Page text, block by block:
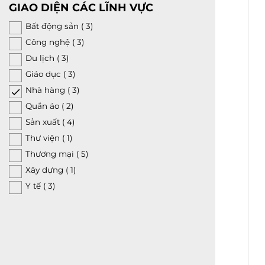
GIAO DIỆN CÁC LĨNH VỰC
Bất động sản ( 3)
Công nghệ ( 3)
Du lịch ( 3)
Giáo dục ( 3)
Nhà hàng ( 3)
Quần áo ( 2)
Sản xuất ( 4)
Thư viện ( 1)
Thương mại ( 5)
Xây dựng ( 1)
Y tế ( 3)